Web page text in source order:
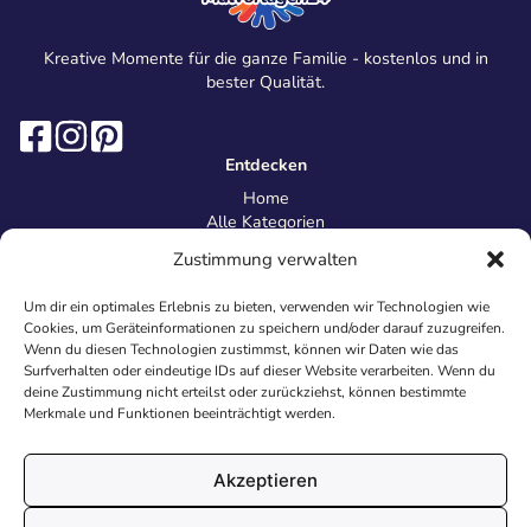
Zustimmung verwalten
Um dir ein optimales Erlebnis zu bieten, verwenden wir Technologien wie
Cookies, um Geräteinformationen zu speichern und/oder darauf zuzugreifen.
Wenn du diesen Technologien zustimmst, können wir Daten wie das
Surfverhalten oder eindeutige IDs auf dieser Website verarbeiten. Wenn du
deine Zustimmung nicht erteilst oder zurückziehst, können bestimmte
Merkmale und Funktionen beeinträchtigt werden.
Akzeptieren
Kreative Momente für die ganze Familie - kostenlos und in
bester Qualität.
Entdecken
Home
Alle Kategorien
Information
Über uns
Kontakt
Inhaltsrichtlinien
Recht & Datenschutz
Impressum
AGB
Cookies